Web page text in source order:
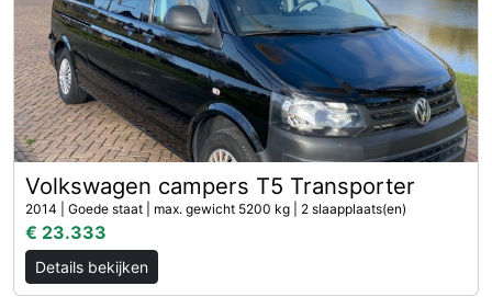
Volkswagen campers T5 Transporter
2014 | Goede staat | max. gewicht 5200 kg | 2 slaapplaats(en)
€ 23.333
Details bekijken